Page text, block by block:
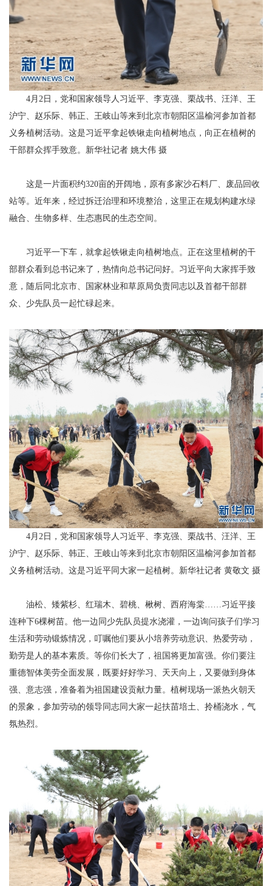
4月2日，党和国家领导人习近平、李克强、栗战书、汪洋、王
沪宁、赵乐际、韩正、王岐山等来到北京市朝阳区温榆河参加首都
义务植树活动。这是习近平拿起铁锹走向植树地点，向正在植树的
干部群众挥手致意。新华社记者 姚大伟 摄
这是一片面积约320亩的开阔地，原有多家沙石料厂、废品回收
站等。近年来，经过拆迁治理和环境整治，这里正在规划构建水绿
融合、生物多样、生态惠民的生态空间。
习近平一下车，就拿起铁锹走向植树地点。正在这里植树的干
部群众看到总书记来了，热情向总书记问好。习近平向大家挥手致
意，随后同北京市、国家林业和草原局负责同志以及首都干部群
众、少先队员一起忙碌起来。
4月2日，党和国家领导人习近平、李克强、栗战书、汪洋、王
沪宁、赵乐际、韩正、王岐山等来到北京市朝阳区温榆河参加首都
义务植树活动。这是习近平同大家一起植树。新华社记者 黄敬文 摄
油松、矮紫杉、红瑞木、碧桃、楸树、西府海棠……习近平接
连种下6棵树苗。他一边同少先队员提水浇灌，一边询问孩子们学习
生活和劳动锻炼情况，叮嘱他们要从小培养劳动意识、热爱劳动，
勤劳是人的基本素质。等你们长大了，祖国将更加富强。你们要注
重德智体美劳全面发展，既要好好学习、天天向上，又要做到身体
强、意志强，准备着为祖国建设贡献力量。植树现场一派热火朝天
的景象，参加劳动的领导同志同大家一起扶苗培土、拎桶浇水，气
氛热烈。